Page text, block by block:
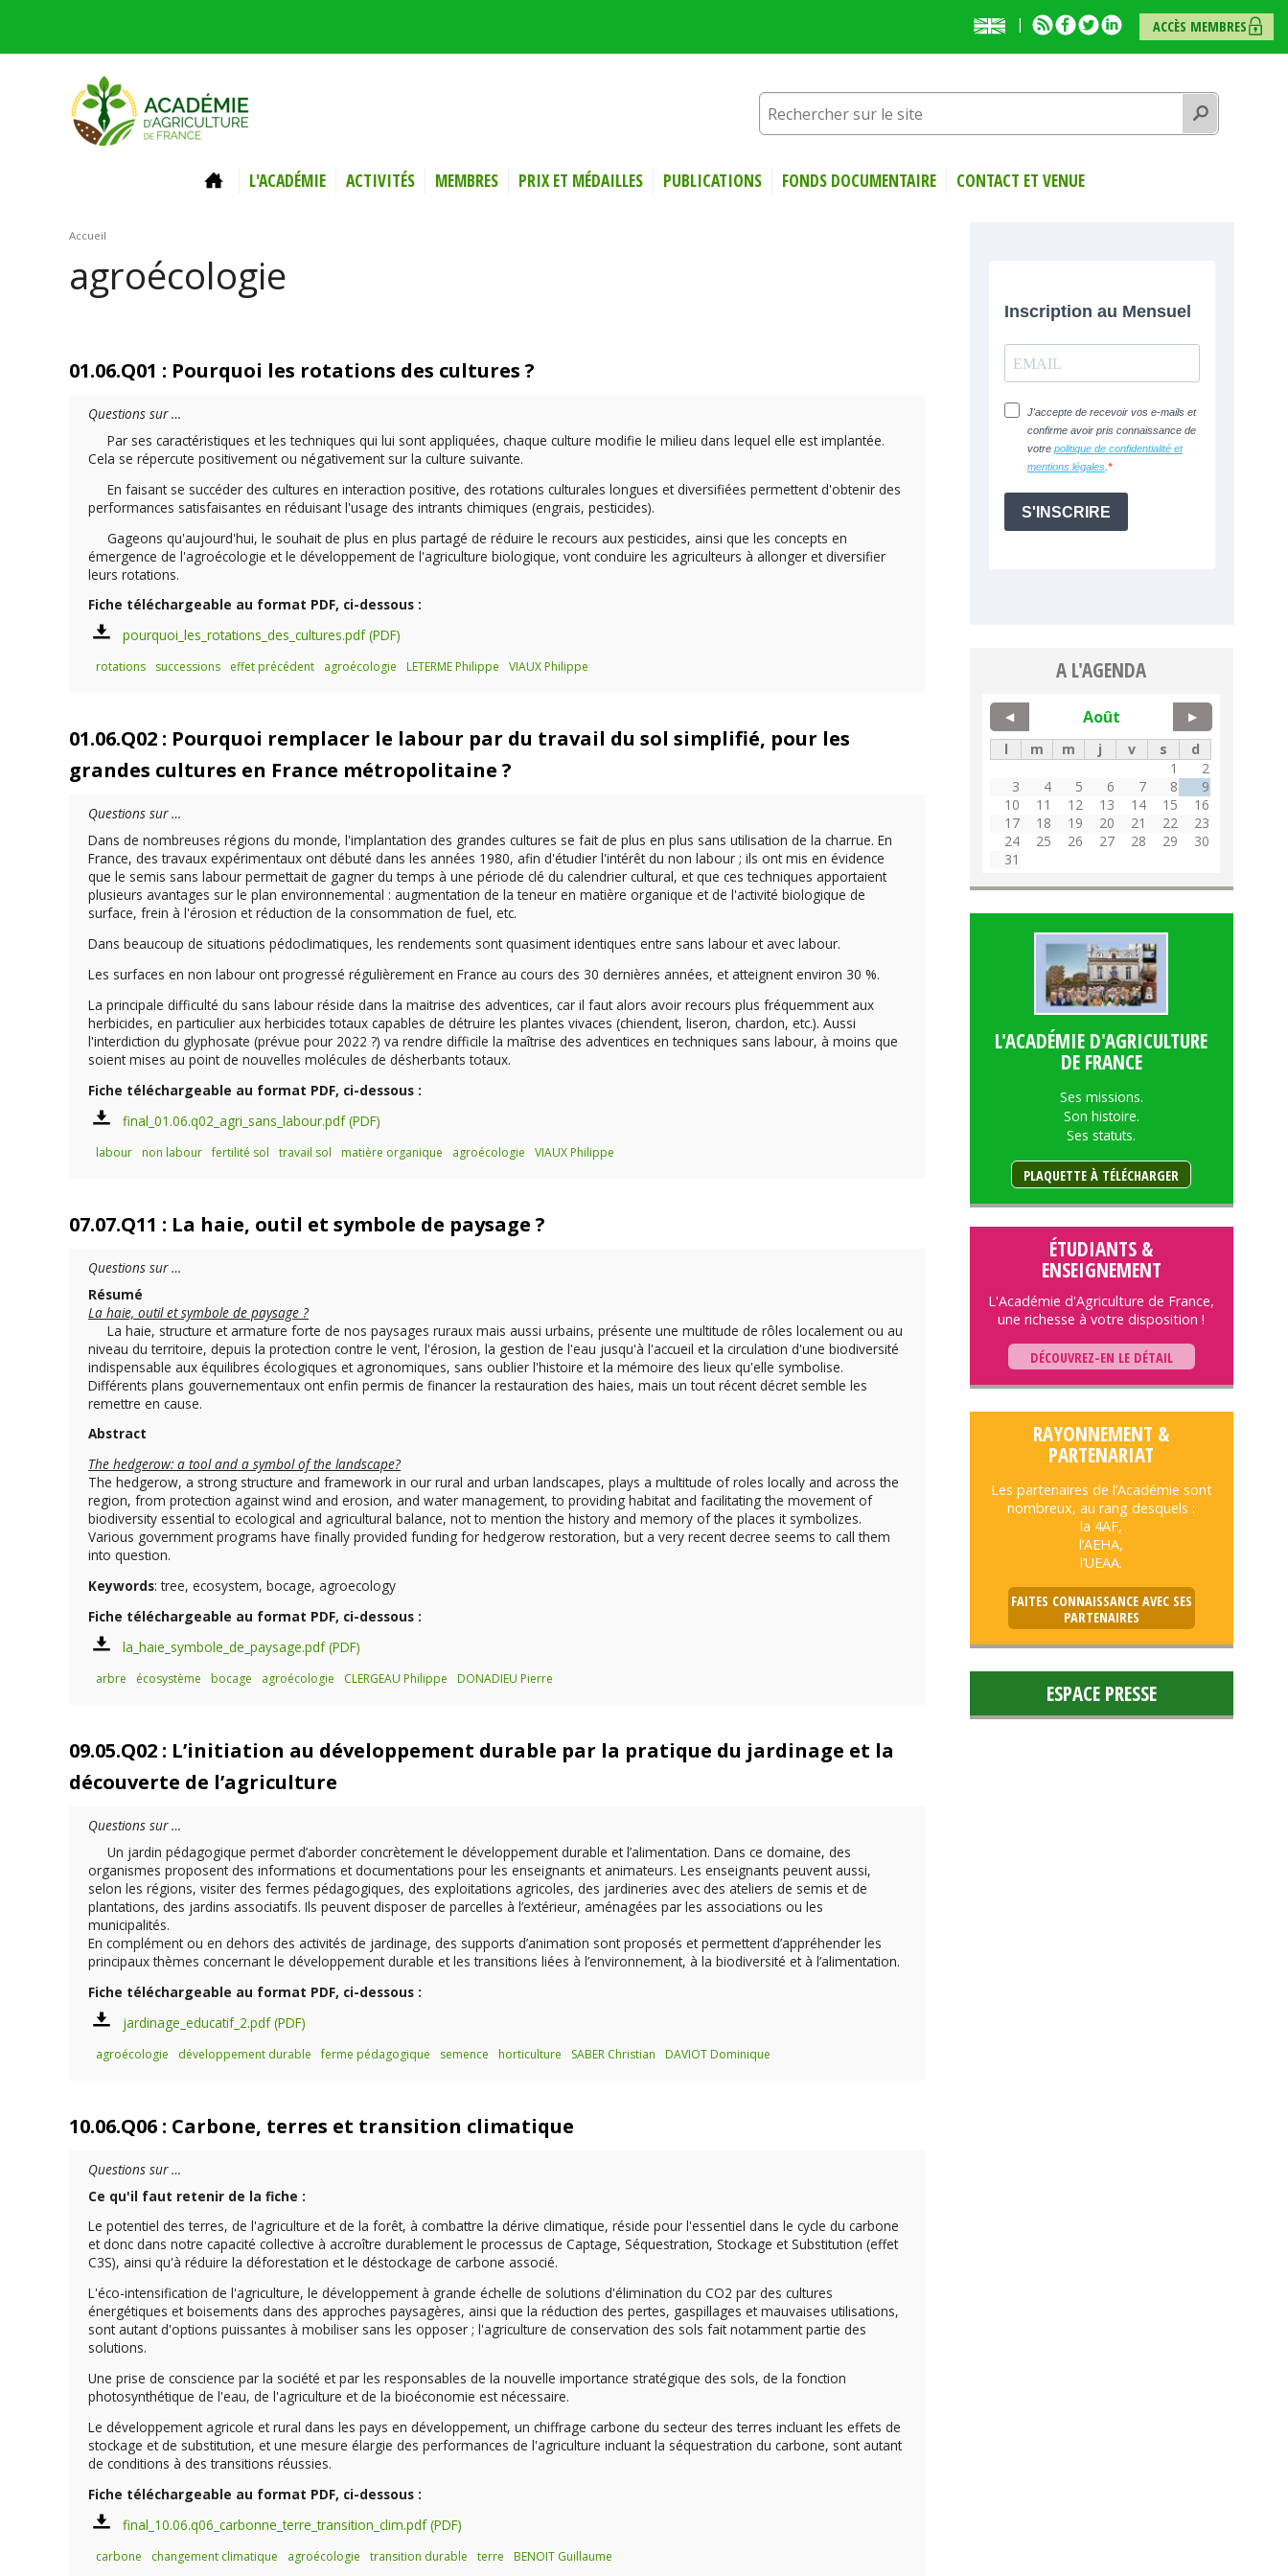
English
presentation
RSSFacebook
TwitterLinkedinACCÈS MEMBRES
Rechercher
ACCUEILL'ACADÉMIE ACTIVITÉS MEMBRES PRIX ET MÉDAILLES PUBLICATIONS FONDS DOCUMENTAIRE CONTACT ET VENUE
Vous êtes ici
Accueil
agroécologie
01.06.Q01 : Pourquoi les rotations des cultures ?
Questions sur …
Par ses caractéristiques et les techniques qui lui sont appliquées, chaque culture modifie le milieu dans lequel elle est implantée.
Cela se répercute positivement ou négativement sur la culture suivante.
En faisant se succéder des cultures en interaction positive, des rotations culturales longues et diversifiées permettent d'obtenir des
performances satisfaisantes en réduisant l'usage des intrants chimiques (engrais, pesticides).
Gageons qu'aujourd'hui, le souhait de plus en plus partagé de réduire le recours aux pesticides, ainsi que les concepts en
émergence de l'agroécologie et le développement de l'agriculture biologique, vont conduire les agriculteurs à allonger et diversifier
leurs rotations.
Fiche téléchargeable au format PDF, ci-dessous :
pourquoi_les_rotations_des_cultures.pdf
rotations successions effet précédent agroécologie LETERME Philippe VIAUX Philippe
01.06.Q02 : Pourquoi remplacer le labour par du travail du sol simplifié, pour les
grandes cultures en France métropolitaine ?
Questions sur …
Dans de nombreuses régions du monde, l'implantation des grandes cultures se fait de plus en plus sans utilisation de la charrue. En
France, des travaux expérimentaux ont débuté dans les années 1980, afin d'étudier l'intérêt du non labour ; ils ont mis en évidence
que le semis sans labour permettait de gagner du temps à une période clé du calendrier cultural, et que ces techniques apportaient
plusieurs avantages sur le plan environnemental : augmentation de la teneur en matière organique et de l'activité biologique de
surface, frein à l'érosion et réduction de la consommation de fuel, etc.
Dans beaucoup de situations pédoclimatiques, les rendements sont quasiment identiques entre sans labour et avec labour.
Les surfaces en non labour ont progressé régulièrement en France au cours des 30 dernières années, et atteignent environ 30 %.
La principale difficulté du sans labour réside dans la maitrise des adventices, car il faut alors avoir recours plus fréquemment aux
herbicides, en particulier aux herbicides totaux capables de détruire les plantes vivaces (chiendent, liseron, chardon, etc.). Aussi
l'interdiction du glyphosate (prévue pour 2022 ?) va rendre difficile la maîtrise des adventices en techniques sans labour, à moins que
soient mises au point de nouvelles molécules de désherbants totaux.
Fiche téléchargeable au format PDF, ci-dessous :
final_01.06.q02_agri_sans_labour.pdf
labour non labour fertilité sol travail sol matière organique agroécologie VIAUX Philippe
07.07.Q11 : La haie, outil et symbole de paysage ?
Questions sur …
Résumé
La haie, outil et symbole de paysage ?
La haie, structure et armature forte de nos paysages ruraux mais aussi urbains, présente une multitude de rôles localement ou au
niveau du territoire, depuis la protection contre le vent, l'érosion, la gestion de l'eau jusqu'à l'accueil et la circulation d'une biodiversité
indispensable aux équilibres écologiques et agronomiques, sans oublier l'histoire et la mémoire des lieux qu'elle symbolise.
Différents plans gouvernementaux ont enfin permis de financer la restauration des haies, mais un tout récent décret semble les
remettre en cause.
Abstract
The hedgerow: a tool and a symbol of the landscape?
The hedgerow, a strong structure and framework in our rural and urban landscapes, plays a multitude of roles locally and across the
region, from protection against wind and erosion, and water management, to providing habitat and facilitating the movement of
biodiversity essential to ecological and agricultural balance, not to mention the history and memory of the places it symbolizes.
Various government programs have finally provided funding for hedgerow restoration, but a very recent decree seems to call them
into question.
Keywords: tree, ecosystem, bocage, agroecology
Fiche téléchargeable au format PDF, ci-dessous :
la_haie_symbole_de_paysage.pdf
arbre écosystème bocage agroécologie CLERGEAU Philippe DONADIEU Pierre
09.05.Q02 : L’initiation au développement durable par la pratique du jardinage et la
découverte de l’agriculture
Questions sur …
Un jardin pédagogique permet d’aborder concrètement le développement durable et l’alimentation. Dans ce domaine, des
organismes proposent des informations et documentations pour les enseignants et animateurs. Les enseignants peuvent aussi,
selon les régions, visiter des fermes pédagogiques, des exploitations agricoles, des jardineries avec des ateliers de semis et de
plantations, des jardins associatifs. Ils peuvent disposer de parcelles à l’extérieur, aménagées par les associations ou les
municipalités.
En complément ou en dehors des activités de jardinage, des supports d’animation sont proposés et permettent d’appréhender les
principaux thèmes concernant le développement durable et les transitions liées à l’environnement, à la biodiversité et à l’alimentation.
Fiche téléchargeable au format PDF, ci-dessous :
jardinage_educatif_2.pdf
agroécologie développement durable ferme pédagogique semence horticulture SABER Christian DAVIOT Dominique
10.06.Q06 : Carbone, terres et transition climatique
Questions sur …
Ce qu'il faut retenir de la fiche :
Le potentiel des terres, de l'agriculture et de la forêt, à combattre la dérive climatique, réside pour l'essentiel dans le cycle du carbone
et donc dans notre capacité collective à accroître durablement le processus de Captage, Séquestration, Stockage et Substitution (effet
C3S), ainsi qu'à réduire la déforestation et le déstockage de carbone associé.
L'éco-intensification de l'agriculture, le développement à grande échelle de solutions d'élimination du CO2 par des cultures
énergétiques et boisements dans des approches paysagères, ainsi que la réduction des pertes, gaspillages et mauvaises utilisations,
sont autant d'options puissantes à mobiliser sans les opposer ; l'agriculture de conservation des sols fait notamment partie des
solutions.
Une prise de conscience par la société et par les responsables de la nouvelle importance stratégique des sols, de la fonction
photosynthétique de l'eau, de l'agriculture et de la bioéconomie est nécessaire.
Le développement agricole et rural dans les pays en développement, un chiffrage carbone du secteur des terres incluant les effets de
stockage et de substitution, et une mesure élargie des performances de l'agriculture incluant la séquestration du carbone, sont autant
de conditions à des transitions réussies.
Fiche téléchargeable au format PDF, ci-dessous :
final_10.06.q06_carbonne_terre_transition_clim.pdf
carbone changement climatique agroécologie transition durable terre BENOIT Guillaume
A L'AGENDA
Août
◀ ▶
l m m j v s
d
1
2
3
4 5 6 7 8
9
10
11 12 13 14 15
16
17
18 19 20 21 22
23
24
25 26 27 28 29
30
31
L'ACADÉMIE D'AGRICULTURE
DE FRANCE
Ses missions.
Son histoire.
Ses statuts.
PLAQUETTE À TÉLÉCHARGER
ÉTUDIANTS &
ENSEIGNEMENT
L'Académie d'Agriculture de France,
une richesse à votre disposition !
DÉCOUVREZ-EN LE DÉTAIL
RAYONNEMENT &
PARTENARIAT
Les partenaires de l’Académie sont
nombreux, au rang desquels :
la 4AF,
l’AEHA,
l’UEAA.
FAITES CONNAISSANCE AVEC SES
PARTENAIRES
ESPACE PRESSE